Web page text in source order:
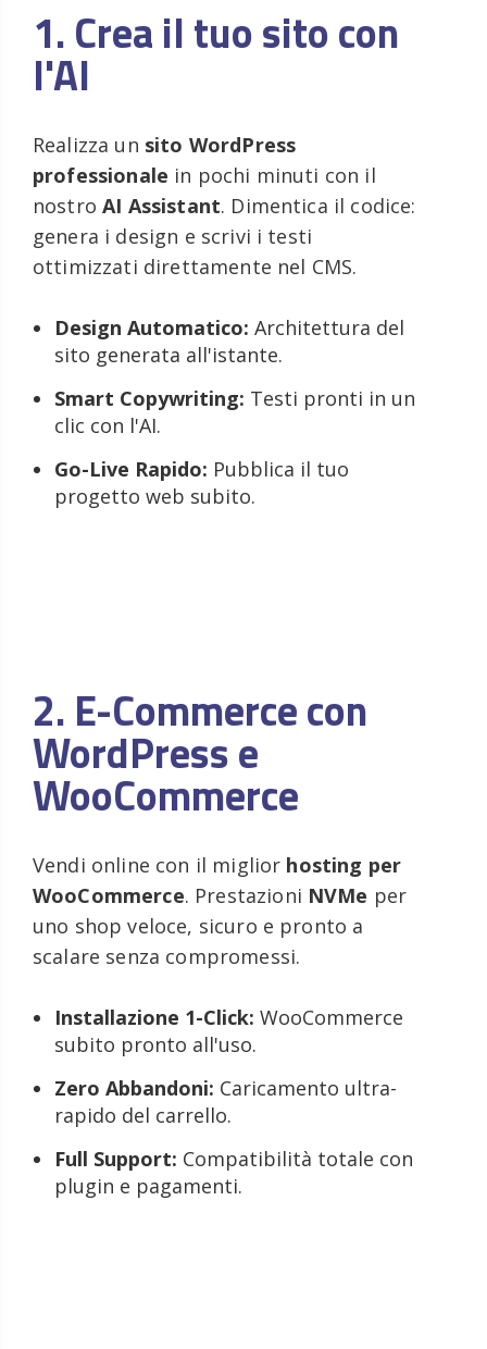
1. Crea il tuo sito con
l'AI
Realizza un sito WordPress
professionale in pochi minuti con il
nostroAI Assistant. Dimentica il codice:
genera i design e scrivi i testi
ottimizzati direttamente nel CMS.
Design Automatico: Architettura del
sito generata all'istante.
Smart Copywriting: Testi pronti in un
clic con l'AI.
Go-Live Rapido: Pubblica il tuo
progetto web subito.
2. E-Commerce con
WordPress e
WooCommerce
Vendi online con il miglior hosting per
WooCommerce. Prestazioni NVMe per
uno shop veloce, sicuro e pronto a
scalare senza compromessi.
Installazione 1-Click: WooCommerce
subito pronto all'uso.
Zero Abbandoni: Caricamento ultra-
rapido del carrello.
Full Support: Compatibilità totale con
plugin e pagamenti.